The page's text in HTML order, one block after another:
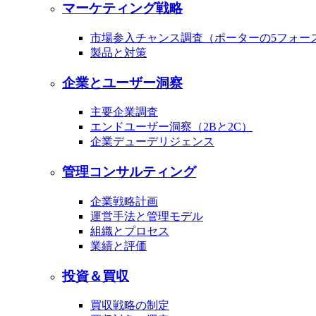
マーケティング戦略
市場参入チャンス調査（ポーターの5フォー
製品と対策
企業とユーザー洞察
主要企業調査
エンドユーザー洞察（2Bと2C）
企業デューデリジェンス
管理コンサルティング
企業戦略計画
運営手法と管理モデル
組織とプロセス
業績と評価
投資＆買収
買収戦略の制定